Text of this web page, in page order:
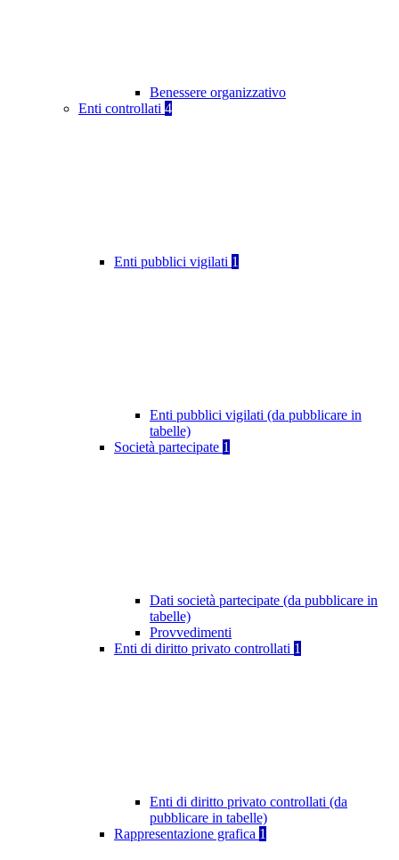
Benessere organizzativo
Enti controllati 4
Enti pubblici vigilati 1
Enti pubblici vigilati (da pubblicare in
tabelle)
Società partecipate 1
Dati società partecipate (da pubblicare in
tabelle)
Provvedimenti
Enti di diritto privato controllati 1
Enti di diritto privato controllati (da
pubblicare in tabelle)
Rappresentazione grafica 1